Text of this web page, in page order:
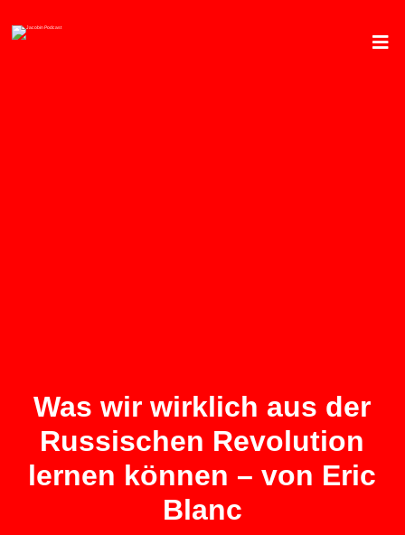
Was wir wirklich aus der
Russischen Revolution
lernen können – von Eric
Blanc